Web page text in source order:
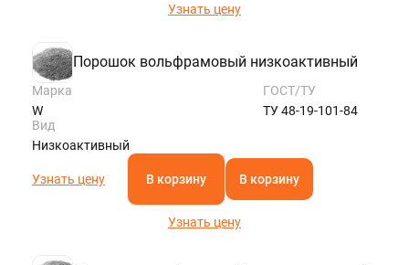
Узнать цену
Порошок вольфрамовый низкоактивный
Марка
W
ГОСТ/ТУ
ТУ 48-19-101-84
Вид
Низкоактивный
Узнать цену В корзину В корзину
Узнать цену